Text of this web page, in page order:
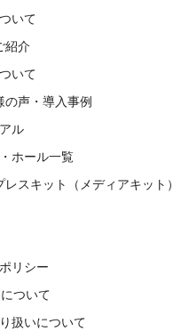
いて
紹介
いて
声・導入事例
ル
ホール一覧
スキット（メディアキット）
リシー
ついて
扱いについて